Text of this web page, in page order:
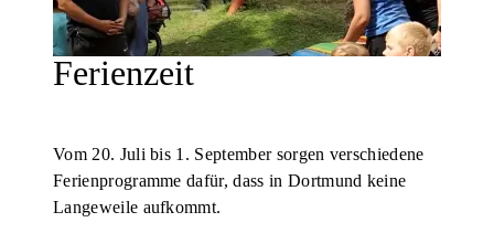
Ferienzeit
Vom 20. Juli bis 1. September sorgen verschiedene
Ferienprogramme dafür, dass in Dortmund keine
Langeweile aufkommt.